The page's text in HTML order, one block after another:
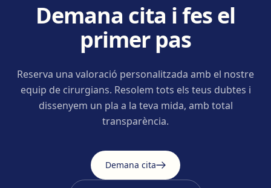
Demana cita i fes el
primer pas
Reserva una valoració personalitzada amb el nostre
equip de cirurgians. Resolem tots els teus dubtes i
dissenyem un pla a la teva mida, amb total
transparència.
Demana cita